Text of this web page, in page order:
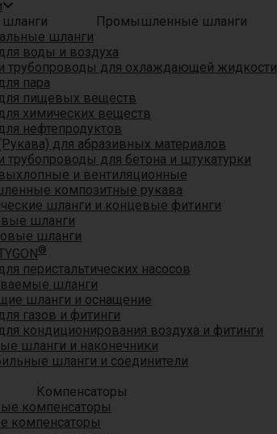
Промышленные шланги
шланги
воды и воздуха
трубопроводы для охлаждающей жидкости
пара
пищевых веществ
химических веществ
нефтепродуктов
для абразивных материалов
трубопроводы для бетона и штукатурки
и вентиляционные
композитные рукава
шланги и концевые фитинги
шланги
шланги
®
перистальтических насосов
шланги
шланги и оснащение
газов и фитинги
кондиционирования воздуха и фитинги
шланги и наконечники
шланги и соединители
Компенсаторы
компенсаторы
компенсаторы